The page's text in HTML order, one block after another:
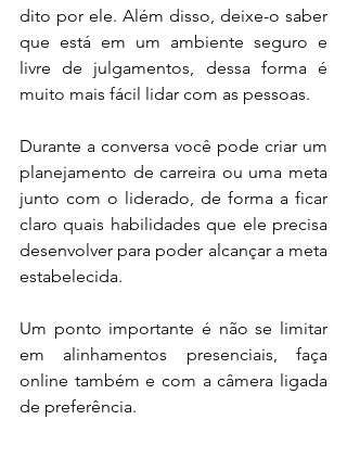
dito por ele. Além disso, deixe-o saber
que está em um ambiente seguro e
livre de julgamentos, dessa forma é
muito mais fácil lidar com as pessoas.
Durante a conversa você pode criar um
planejamento de carreira ou uma meta
junto com o liderado, de forma a ficar
claro quais habilidades que ele precisa
desenvolver para poder alcançar a meta
estabelecida.
Um ponto importante é não se limitar
em alinhamentos presenciais, faça
online também e com a câmera ligada
de preferência.